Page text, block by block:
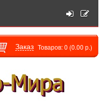
Заказ Товаров: 0 (0.00 р.)